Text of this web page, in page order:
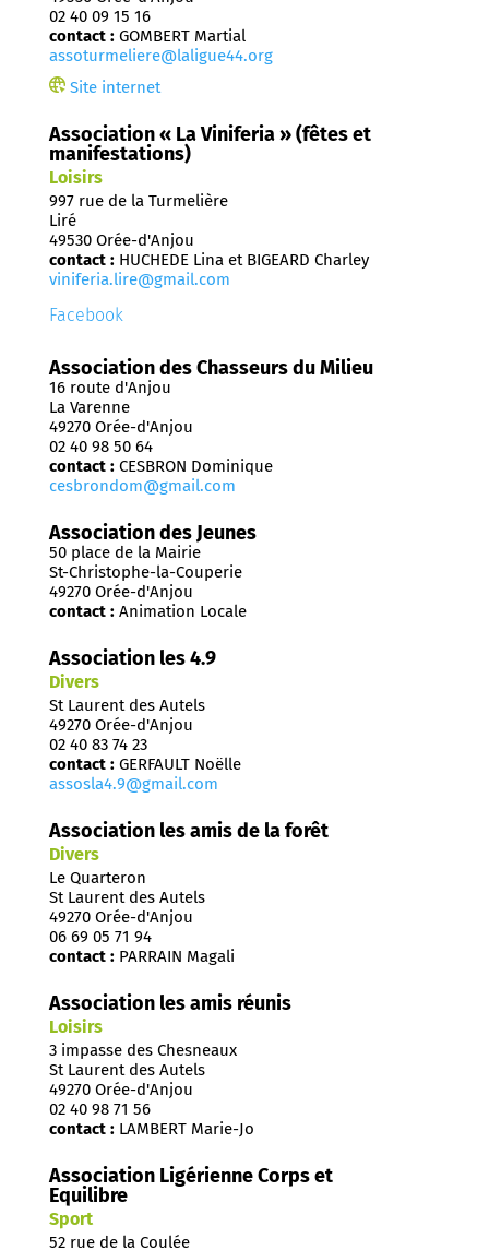
02 40 09 15 16
contact : GOMBERT Martial
assoturmeliere@laligue44.org
Site internet
Association « La Viniferia » (fêtes et
manifestations)
Loisirs
997 rue de la Turmelière
Liré
49530 Orée-d'Anjou
contact : HUCHEDE Lina et BIGEARD Charley
viniferia.lire@gmail.com
Facebook
Association des Chasseurs du Milieu
16 route d'Anjou
La Varenne
49270 Orée-d'Anjou
02 40 98 50 64
contact : CESBRON Dominique
cesbrondom@gmail.com
Association des Jeunes
50 place de la Mairie
St-Christophe-la-Couperie
49270 Orée-d'Anjou
contact : Animation Locale
Association les 4.9
Divers
St Laurent des Autels
49270 Orée-d'Anjou
02 40 83 74 23
contact : GERFAULT Noëlle
assosla4.9@gmail.com
Association les amis de la forêt
Divers
Le Quarteron
St Laurent des Autels
49270 Orée-d'Anjou
06 69 05 71 94
contact : PARRAIN Magali
Association les amis réunis
Loisirs
3 impasse des Chesneaux
St Laurent des Autels
49270 Orée-d'Anjou
02 40 98 71 56
contact : LAMBERT Marie-Jo
Association Ligérienne Corps et
Equilibre
Sport
52 rue de la Coulée